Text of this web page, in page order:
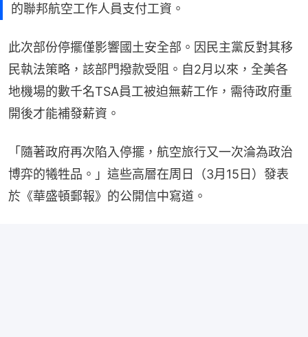
的聯邦航空工作人員支付工資。
此次部份停擺僅影響國土安全部。因民主黨反對其移
民執法策略，該部門撥款受阻。自2月以來，全美各
地機場的數千名TSA員工被迫無薪工作，需待政府重
開後才能補發薪資。
「隨著政府再次陷入停擺，航空旅行又一次淪為政治
博弈的犧牲品。」這些高層在周日（3月15日）發表
於《華盛頓郵報》的公開信中寫道。